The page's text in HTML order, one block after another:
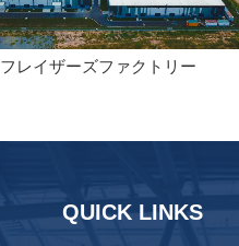
フレイザーズファクトリー
QUICK LINKS